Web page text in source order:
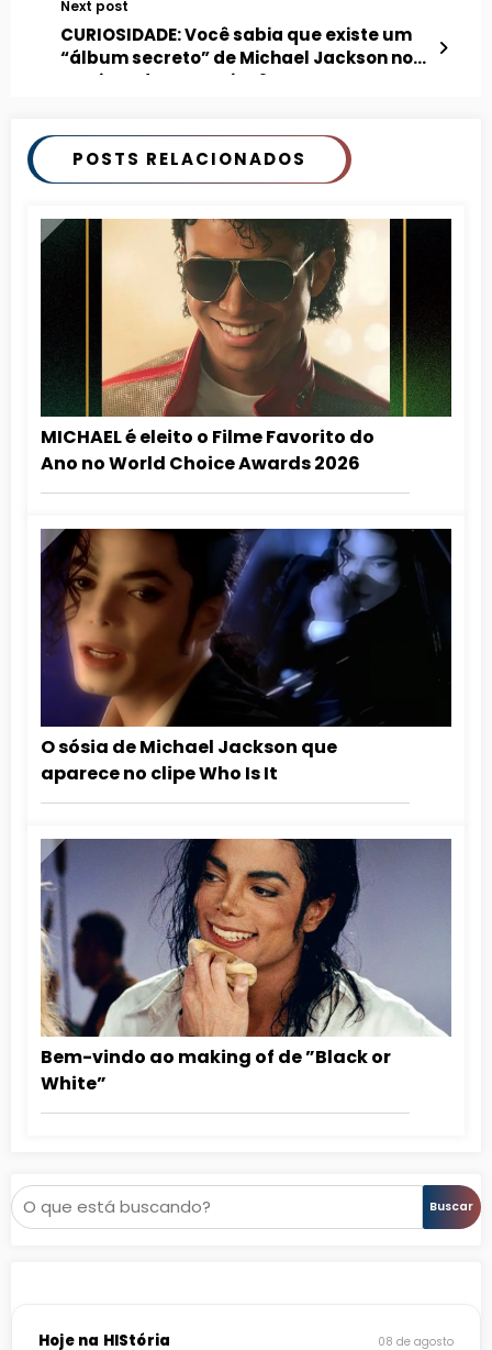
Next post
CURIOSIDADE: Você sabia que existe um
“álbum secreto” de Michael Jackson nos
serviços de streaming?
POSTS RELACIONADOS
MICHAEL é eleito o Filme Favorito do
Ano no World Choice Awards 2026
O sósia de Michael Jackson que
aparece no clipe Who Is It
Bem-vindo ao making of de ”Black or
White”
Pesquisar Buscar
Hoje na HIStória 08 de agosto